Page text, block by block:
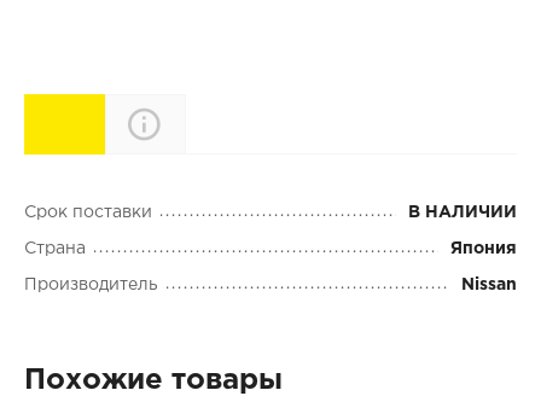
Характеристики
Срок поставки В НАЛИЧИИ
Страна Япония
Производитель Nissan
Похожие товары